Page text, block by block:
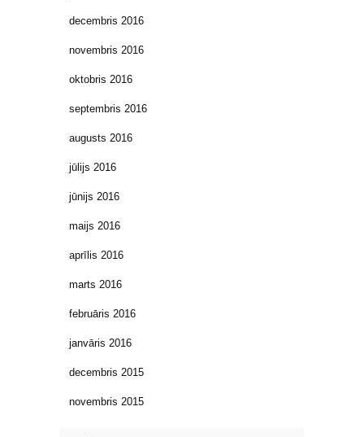
decembris 2016
novembris 2016
oktobris 2016
septembris 2016
augusts 2016
jūlijs 2016
jūnijs 2016
maijs 2016
aprīlis 2016
marts 2016
februāris 2016
janvāris 2016
decembris 2015
novembris 2015